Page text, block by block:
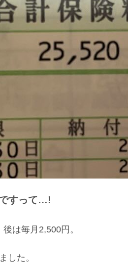
すって…!
は毎月2,500円。
した。